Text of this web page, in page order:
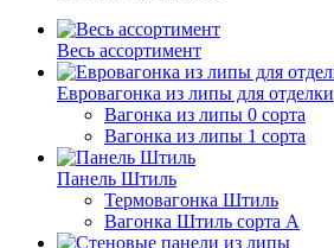
Весь ассортимент
Евровагонка из липы для отделки
Вагонка из липы 0 сорта
Вагонка из липы 1 сорта
Панель Штиль
Термовагонка Штиль
Вагонка Штиль сорта А